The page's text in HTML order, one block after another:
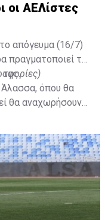
οι ΑΕΛίστες
απόγευμα (16/7)
πραγματοποιεί το
της.
Άλασσα, όπου θα
θα αναχωρήσουν
προπόνηση